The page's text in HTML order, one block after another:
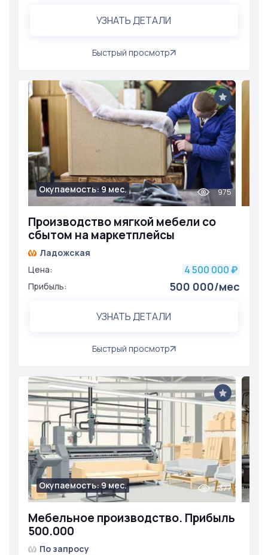
УЗНАТЬ ДЕТАЛИ
Быстрый просмотр
Производство мягкой мебели со
сбытом на маркетплейсы
Окупаемость: 9 мес. 975
Ладожская
Цена:
4 500 000 ₽
Прибыль: 500 000/мес
УЗНАТЬ ДЕТАЛИ
Быстрый просмотр
Мебельное производство. Прибыль
500.000
Окупаемость: 9 мес. 377
По запросу